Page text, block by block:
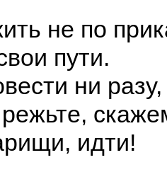
не по
пути.
ни разу,
идти!